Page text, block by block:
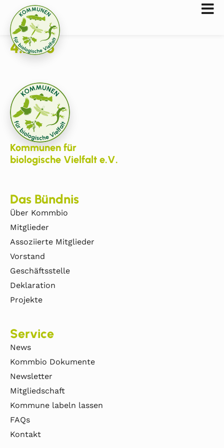
4.2016
Kommunen für
biologische Vielfalt e.V.
Das Bündnis
Über Kommbio
Mitglieder
Assoziierte Mitglieder
Vorstand
Geschäftsstelle
Deklaration
Projekte
Service
News
Kommbio Dokumente
Newsletter
Mitgliedschaft
Kommune labeln lassen
FAQs
Kontakt